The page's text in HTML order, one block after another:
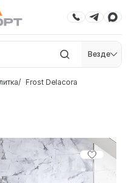
Везде
Frost Delacora